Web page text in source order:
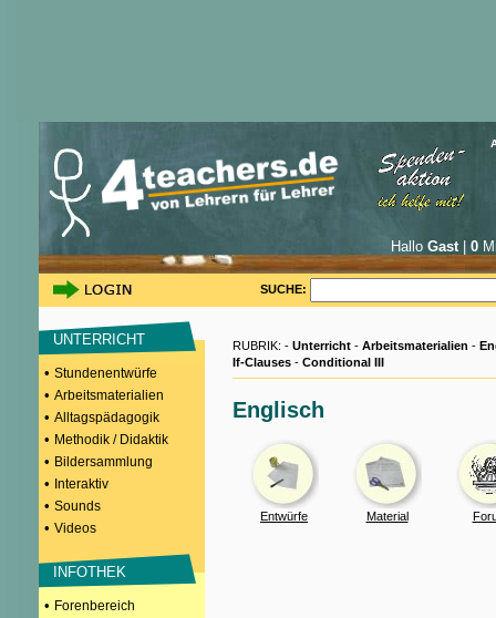
Hallo Gast| 0
SUCHE:
UNTERRICHT
• Stundenentwürfe
• Arbeitsmaterialien
• Alltagspädagogik
• Methodik / Didaktik
• Bildersammlung
• Interaktiv
• Sounds
• Videos
INFOTHEK
• Forenbereich
RUBRIK: - Unterricht - Arbeitsmaterialien -
If-Clauses - Conditional III
Englisch
Entwürfe Material